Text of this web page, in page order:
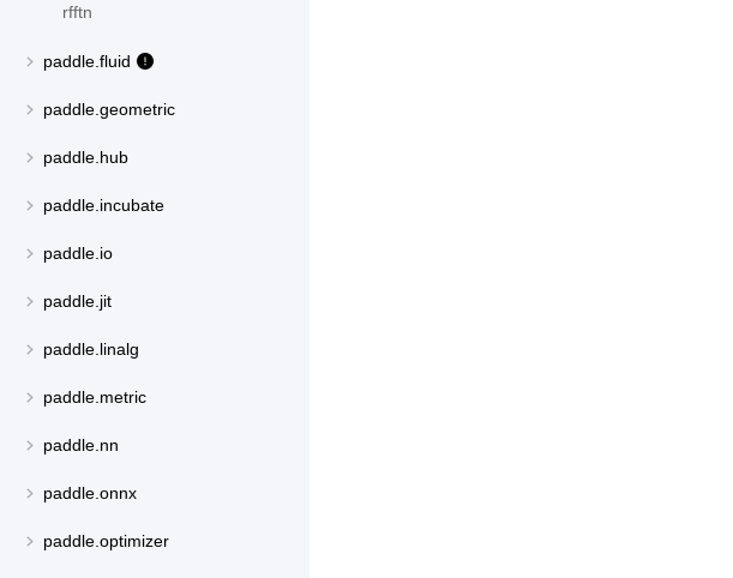
rfftn
paddle.fluid
paddle.geometric
paddle.hub
paddle.incubate
paddle.io
paddle.jit
paddle.linalg
paddle.metric
paddle.nn
paddle.onnx
paddle.optimizer